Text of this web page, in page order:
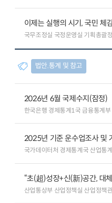
이제는 실행의 시기, 국민 체
국무조정실 국정운영실 기획총괄
법안.통계 및 참고
2026년 6월 국제수지(잠정)
한국은행 경제통계1국 금융통계
2025년 기준 운수업조사 및
국가데이터처 경제통계국 산업통
“초(超)성장+신(新)공간, 대
산업통상부 산업정책실 산업정책